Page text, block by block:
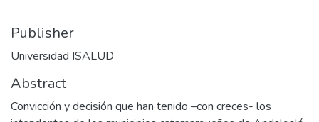
Publisher
Universidad ISALUD
Abstract
Convicción y decisión que han tenido –con creces- los